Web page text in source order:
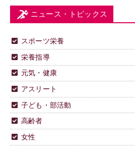
ニュース・トピックス
スポーツ栄養
栄養指導
元気・健康
アスリート
子ども・部活動
高齢者
女性